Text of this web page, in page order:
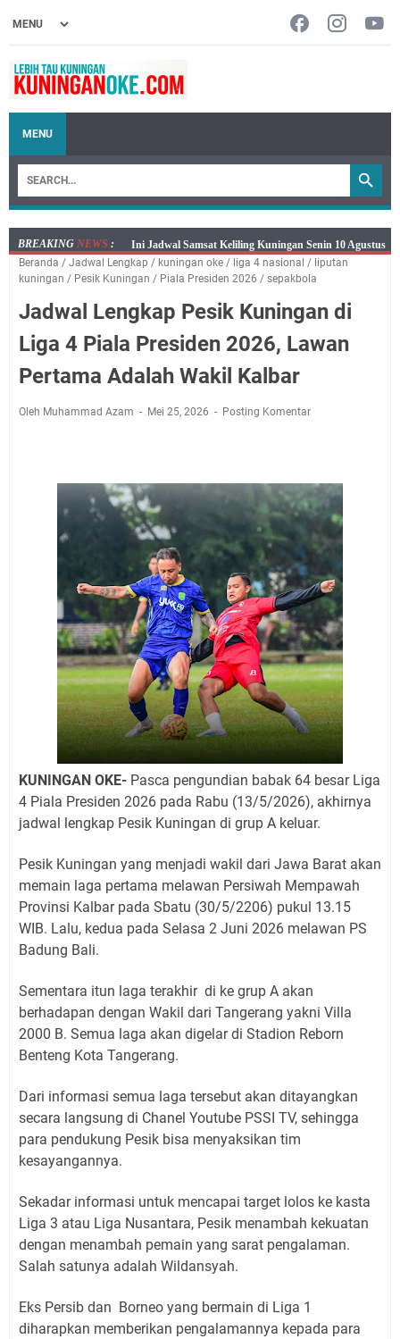
MENU
BREAKING NEWS :
Senin 10 Agustus 2026 Lokasi Samsat Keliling
Kuningan Ada di Empat Lokasi
2026 Hanya Satu, Wabup Kuningan Tiga Acara
Samsat Keliling Kuningan Minggu 9 Agustus 2026
Mau Perpanjang SIM? Ini Lokasi Mobil Keliling
Kuningan Sabtu 8 Agustus 2026
Ini Empat Lokasi Samsat Keliling Kuningan Jumat 7
Agustus 2026
Jumat 7 Agustus 2026 Mobil SIM Keliling Ada di
Kecamatan Sindangagung
Agenda Kegiatan Bupati Senin 10 Agustus 2026 Ada
Tiga, Wabup dan Sekda Kuningan Dua Acara
Ini Jadwal Samsat Keliling Kuningan Senin 10 Agustus
2026
Beranda / Jadwal Lengkap / kuningan oke / liga 4 nasional / liputan
kuningan / Pesik Kuningan / Piala Presiden 2026 / sepakbola
Jadwal Lengkap Pesik Kuningan di
Liga 4 Piala Presiden 2026, Lawan
Pertama Adalah Wakil Kalbar
Oleh Muhammad Azam Mei 25, 2026 Posting Komentar
KUNINGAN OKE- Pasca pengundian babak 64 besar Liga
4 Piala Presiden 2026 pada Rabu (13/5/2026), akhirnya
jadwal lengkap Pesik Kuningan di grup A keluar.
Pesik Kuningan yang menjadi wakil dari Jawa Barat akan
memain laga pertama melawan Persiwah Mempawah
Provinsi Kalbar pada Sbatu (30/5/2206) pukul 13.15
WIB. Lalu, kedua pada Selasa 2 Juni 2026 melawan PS
Badung Bali.
Sementara itun laga terakhir di ke grup A akan
berhadapan dengan Wakil dari Tangerang yakni Villa
2000 B. Semua laga akan digelar di Stadion Reborn
Benteng Kota Tangerang.
Dari informasi semua laga tersebut akan ditayangkan
secara langsung di Chanel Youtube PSSI TV, sehingga
para pendukung Pesik bisa menyaksikan tim
kesayangannya.
Sekadar informasi untuk mencapai target lolos ke kasta
Liga 3 atau Liga Nusantara, Pesik menambah kekuatan
dengan menambah pemain yang sarat pengalaman.
Salah satunya adalah Wildansyah.
Eks Persib dan Borneo yang bermain di Liga 1
diharapkan memberikan pengalamannya kepada para